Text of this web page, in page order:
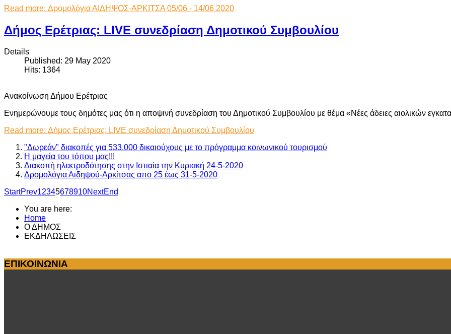
Read more: Δρομολόγια ΑΙΔΗΨΟΣ-ΑΡΚΙΤΣΑ 05/06 - 14/06 2020
Δήμος Ερέτριας: LIVE συνεδρίαση Δημοτικού Συμβουλίου
Details
Published: 29 May 2020
Hits: 1364
Ανακοίνωση Δήμου Ερέτριας
Ενημερώνουμε τους δημότες μας ότι η αποψινή συνεδρίαση του Δημοτικού Συμβουλίου με θέμα «Νέες άδειες αιολικών
Read more: Δήμος Ερέτριας: LIVE συνεδρίαση Δημοτικού Συμβουλίου
"Δωρεάν" διακοπές για 533.000 δικαιούχους με το πρόγραμμα κοινωνικού τουρισμού
Η μαγεία του τόπου μας!!!
Διακοπή ηλεκτροδότησης στην Ιστιαία την Κυριακή 24-5-2020
Δρομολόγια Αιδηψού-Αρκίτσας απο 25 έως 31-5-2020
StartPrev12345678910NextEnd
You are here:
Home
Ο ΔΗΜΟΣ
ΕΚΔΗΛΩΣΕΙΣ
ΕΠΙΚΟΙΝΩΝΙΑ